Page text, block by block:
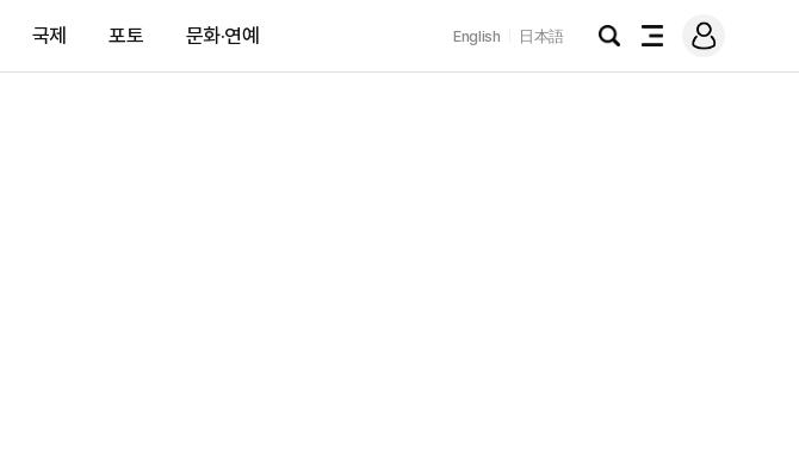
국제 포토 문화·연예 English 日本語
검
전
메
그